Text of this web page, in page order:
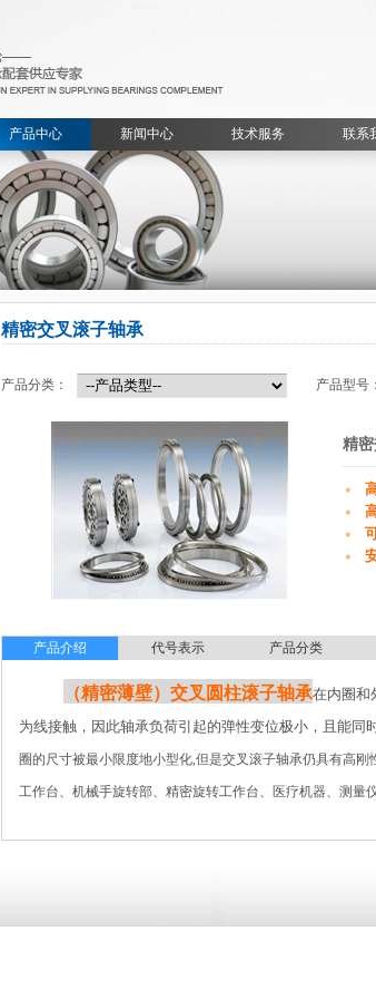
产品中心 新闻中心 技术服务 联系
精密交叉滚子轴承
产品分类： 产品型号：
精
产品介绍 代号表示 产品分类
（精密薄壁）交叉圆柱滚子轴承在内圈和
为线接触，因此轴承负荷引起的弹性变位极小，且能同
圈的尺寸被最小限度地小型化,但是交叉滚子轴承仍具有高刚
工作台、机械手旋转部、精密旋转工作台、医疗机器、测量仪